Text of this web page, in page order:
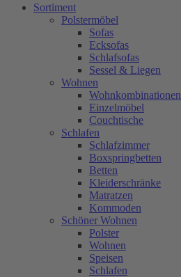
Sortiment
Polstermöbel
Sofas
Ecksofas
Schlafsofas
Sessel & Liegen
Wohnen
Wohnkombinationen
Einzelmöbel
Couchtische
Schlafen
Schlafzimmer
Boxspringbetten
Betten
Kleiderschränke
Matratzen
Kommoden
Schöner Wohnen
Polster
Wohnen
Speisen
Schlafen